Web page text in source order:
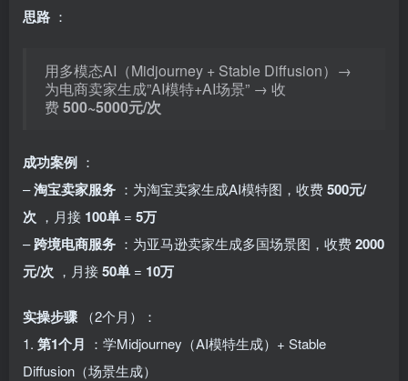
思路 ：
用多模态AI（Midjourney + Stable Diffusion）→
为电商卖家生成”AI模特+AI场景” → 收
费500~5000元/次
成功案例 ：
–淘宝卖家服务 ：为淘宝卖家生成AI模特图，收费500元/
次 ，月接 100单 = 5万
–跨境电商服务 ：为亚马逊卖家生成多国场景图，收费2000
元/次 ，月接50单 = 10万
实操步骤
（2个月）：
1. 第1个月 ：学Midjourney（AI模特生成）+ Stable
Diffusion（场景生成）